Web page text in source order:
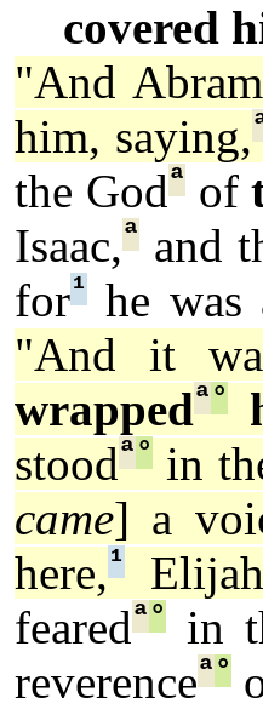
covered
"And Abram
him, saying,
the Godªof
Isaac,ª and
for¹ he was
"And it
wrappedª°
stoodª° in
came] a
here,¹
fearedª° in
reverenceª°